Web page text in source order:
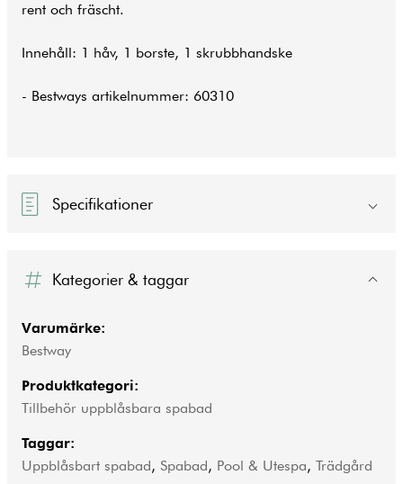
rent och fräscht.
Innehåll: 1 håv, 1 borste, 1 skrubbhandske
- Bestways artikelnummer: 60310
Specifikationer
Kategorier & taggar
Varumärke:
Bestway
Produktkategori:
Tillbehör uppblåsbara spabad
Taggar:
Uppblåsbart spabad, Spabad, Pool & Utespa, Trädgård